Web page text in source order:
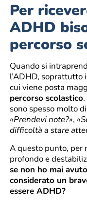
Per
ADHD
percorso
Quando si
l’ADHD, soprattutto
cui viene posta
percorso scolastico
sono spesso molto
«Prendevi note?»,
difficoltà a stare
A questo punto, per
profondo e
se non ho mai
considerato un
essere ADHD?